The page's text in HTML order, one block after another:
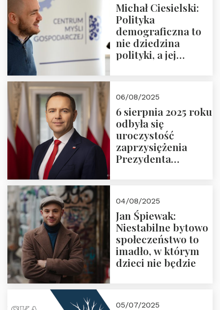
Michał Ciesielski:
Polityka
demograficzna to
nie dziedzina
polityki, a jej
06/08/2025
6 sierpnia 2025 roku
odbyła się
uroczystość
zaprzysiężenia
Prezydenta
Nawrockiego
04/08/2025
Jan Śpiewak:
Niestabilne bytowo
społeczeństwo to
imadło, w którym
dzieci nie będzie
05/07/2025